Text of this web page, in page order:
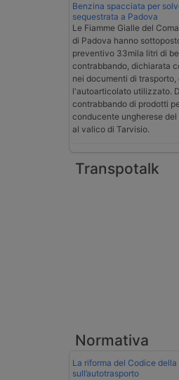
Benzina spacciata per
sequestrata a Padova
Le Fiamme Gialle del
di Padova hanno
preventivo 33mila litri di
contrabbando, dichiarata
nei documenti di trasporto,
l'autoarticolato utilizzato.
contrabbando di prodotti
conducente ungherese
al valico di Tarvisio.
Transpotalk
Normativa
La riforma del Codice
sull’autotrasporto